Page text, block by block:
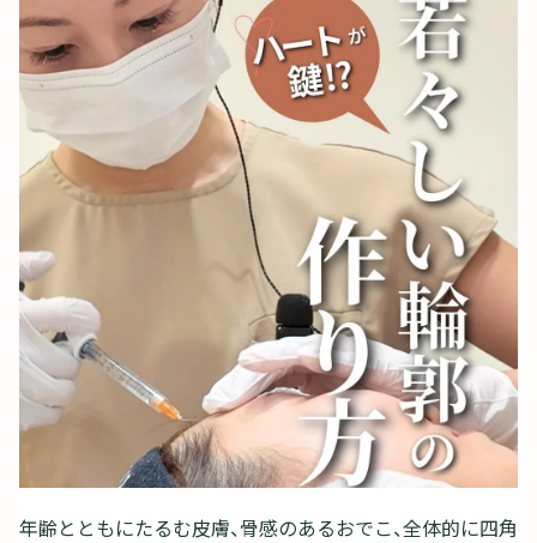
年齢とともにたるむ皮膚、骨感のあるおでこ、全体的に四角